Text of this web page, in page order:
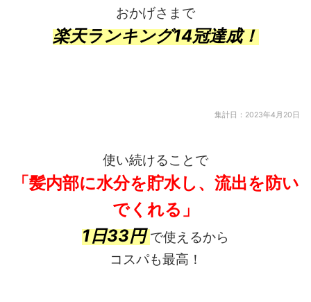
おかげさまで
楽天ランキング14冠達成！
集計日：2023年4月20日
使い続けることで
「髪内部に水分を貯水し、 流出を防い
でくれる」
1日33円で使えるから
コスパも最高！